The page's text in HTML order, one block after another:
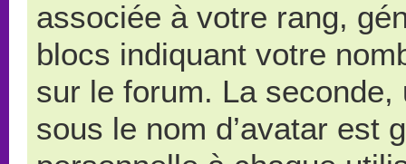
associée à votre rang,
blocs indiquant votre
sur le forum. La
sous le nom d’avatar est